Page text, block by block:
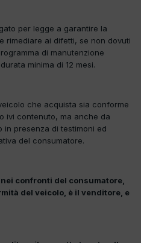
per legge a garantire la
rimediare ai difetti, se non dovuti
di manutenzione
minima di 12 mesi.
che acquista sia conforme
ivi contenuto, ma anche da
in presenza di testimoni ed
del consumatore.
confronti del consumatore,
del veicolo, è il venditore, e